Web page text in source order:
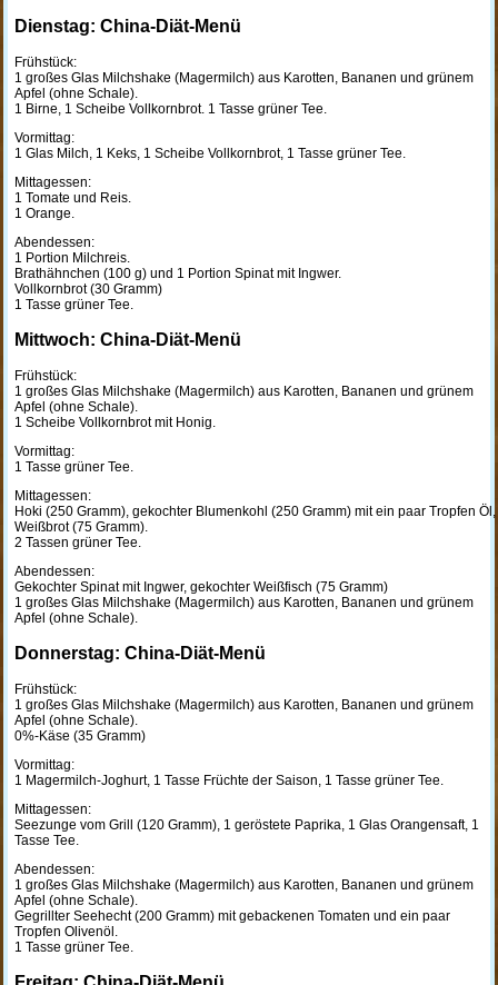
Dienstag: China-Diät-Menü
Frühstück:
1 großes Glas Milchshake (Magermilch) aus Karotten, Bananen und grünem
Apfel (ohne Schale).
1 Birne, 1 Scheibe Vollkornbrot. 1 Tasse grüner Tee.
Vormittag:
1 Glas Milch, 1 Keks, 1 Scheibe Vollkornbrot, 1 Tasse grüner Tee.
Mittagessen:
1 Tomate und Reis.
1 Orange.
Abendessen:
1 Portion Milchreis.
Brathähnchen (100 g) und 1 Portion Spinat mit Ingwer.
Vollkornbrot (30 Gramm)
1 Tasse grüner Tee.
Mittwoch: China-Diät-Menü
Frühstück:
1 großes Glas Milchshake (Magermilch) aus Karotten, Bananen und grünem
Apfel (ohne Schale).
1 Scheibe Vollkornbrot mit Honig.
Vormittag:
1 Tasse grüner Tee.
Mittagessen:
Hoki (250 Gramm), gekochter Blumenkohl (250 Gramm) mit ein paar Tropfen Öl,
Weißbrot (75 Gramm).
2 Tassen grüner Tee.
Abendessen:
Gekochter Spinat mit Ingwer, gekochter Weißfisch (75 Gramm)
1 großes Glas Milchshake (Magermilch) aus Karotten, Bananen und grünem
Apfel (ohne Schale).
Donnerstag: China-Diät-Menü
Frühstück:
1 großes Glas Milchshake (Magermilch) aus Karotten, Bananen und grünem
Apfel (ohne Schale).
0%-Käse (35 Gramm)
Vormittag:
1 Magermilch-Joghurt, 1 Tasse Früchte der Saison, 1 Tasse grüner Tee.
Mittagessen:
Seezunge vom Grill (120 Gramm), 1 geröstete Paprika, 1 Glas Orangensaft, 1
Tasse Tee.
Abendessen:
1 großes Glas Milchshake (Magermilch) aus Karotten, Bananen und grünem
Apfel (ohne Schale).
Gegrillter Seehecht (200 Gramm) mit gebackenen Tomaten und ein paar
Tropfen Olivenöl.
1 Tasse grüner Tee.